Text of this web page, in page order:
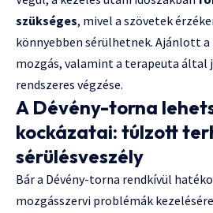
szükséges, mivel a szövetek
könnyebben sérülhetnek. Ajánlott a
mozgás, valamint a terapeuta
rendszeres végzése.
A Dévény-torna
kockázatai: túlzott
sérülésveszély
Bár a Dévény-torna rendkívül
mozgásszervi problémák